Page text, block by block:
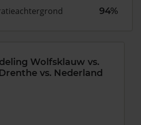
94%
Wolfsklauw vs.
vs. Nederland